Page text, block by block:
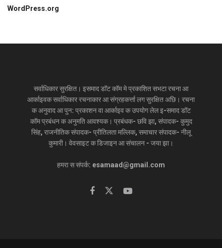
WordPress.org
सर्वाधिकार सुरक्षित। इसमाद डॉट कॉम मे प्रकाशित सभटा रचना आ
आर्काइवक सर्वाधिकार रचनाकार आ संग्रहकर्त्ता लग सुरक्षित अछि। रचना
क अनुवाद आ पुन: प्रकाशन वा आर्काइव क उपयोग लेल इ-समाद डॉट
कॉम प्रबंधन क अनुमति आवश्यक। प्रबंधक- छवि झा, संपादक- कुमुद
सिंह, राजनीतिक संपादक- प्रीतिलता मल्लिक, समाचार संपादक- नीलू
कुमारी। वेवसाइट क डिजाइन आ संचालन - जया झा।
हमरा स संपर्क: esamaad@gmail.com